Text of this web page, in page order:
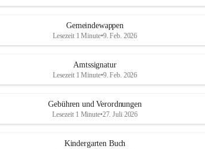
Gemeindewappen
Lesezeit 1 Minute•9. Feb. 2026
Amtssignatur
Lesezeit 1 Minute•9. Feb. 2026
Gebühren und Verordnungen
Lesezeit 1 Minute•27. Juli 2026
Kindergarten Buch